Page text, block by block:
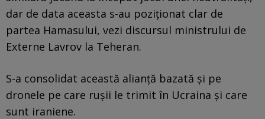
dar de data aceasta s-au poziționat clar de
partea Hamasului, vezi discursul ministrului de
Externe Lavrov la Teheran.
S-a consolidat această alianță bazată și pe
dronele pe care rușii le trimit în Ucraina și care
sunt iraniene.